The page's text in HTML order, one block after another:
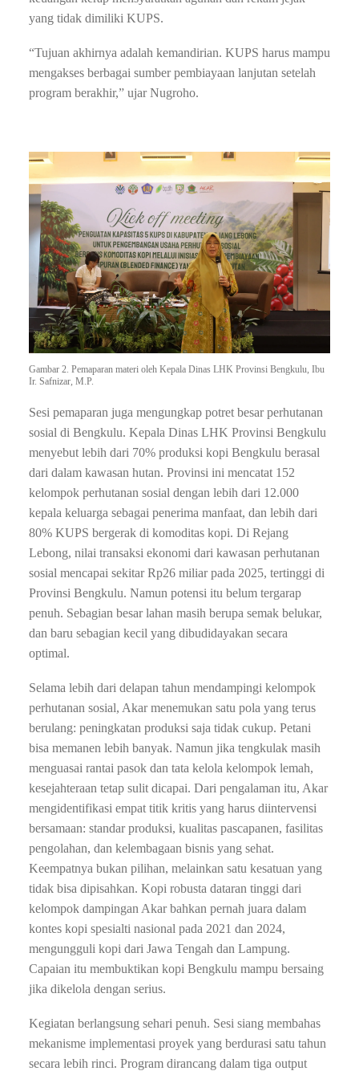
yang tidak dimiliki KUPS.
“Tujuan akhirnya adalah kemandirian. KUPS harus mampu
mengakses berbagai sumber pembiayaan lanjutan setelah
program berakhir,” ujar Nugroho.
Gambar 2. Pemaparan materi oleh Kepala Dinas LHK Provinsi Bengkulu, Ibu
Ir. Safnizar, M.P.
Sesi pemaparan juga mengungkap potret besar perhutanan
sosial di Bengkulu. Kepala Dinas LHK Provinsi Bengkulu
menyebut lebih dari 70% produksi kopi Bengkulu berasal
dari dalam kawasan hutan. Provinsi ini mencatat 152
kelompok perhutanan sosial dengan lebih dari 12.000
kepala keluarga sebagai penerima manfaat, dan lebih dari
80% KUPS bergerak di komoditas kopi. Di Rejang
Lebong, nilai transaksi ekonomi dari kawasan perhutanan
sosial mencapai sekitar Rp26 miliar pada 2025, tertinggi di
Provinsi Bengkulu. Namun potensi itu belum tergarap
penuh. Sebagian besar lahan masih berupa semak belukar,
dan baru sebagian kecil yang dibudidayakan secara
optimal.
Selama lebih dari delapan tahun mendampingi kelompok
perhutanan sosial, Akar menemukan satu pola yang terus
berulang: peningkatan produksi saja tidak cukup. Petani
bisa memanen lebih banyak. Namun jika tengkulak masih
menguasai rantai pasok dan tata kelola kelompok lemah,
kesejahteraan tetap sulit dicapai. Dari pengalaman itu, Akar
mengidentifikasi empat titik kritis yang harus diintervensi
bersamaan: standar produksi, kualitas pascapanen, fasilitas
pengolahan, dan kelembagaan bisnis yang sehat.
Keempatnya bukan pilihan, melainkan satu kesatuan yang
tidak bisa dipisahkan. Kopi robusta dataran tinggi dari
kelompok dampingan Akar bahkan pernah juara dalam
kontes kopi spesialti nasional pada 2021 dan 2024,
mengungguli kopi dari Jawa Tengah dan Lampung.
Capaian itu membuktikan kopi Bengkulu mampu bersaing
jika dikelola dengan serius.
Kegiatan berlangsung sehari penuh. Sesi siang membahas
mekanisme implementasi proyek yang berdurasi satu tahun
secara lebih rinci. Program dirancang dalam tiga output